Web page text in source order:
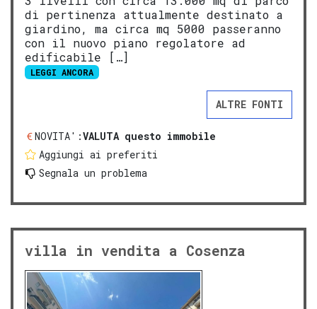
di pertinenza attualmente destinato a
giardino, ma circa mq 5000 passeranno
con il nuovo piano regolatore ad
edificabile […]
LEGGI ANCORA
ALTRE FONTI
NOVITA':VALUTA questo immobile
Aggiungi ai preferiti
Segnala un problema
villa in vendita a Cosenza